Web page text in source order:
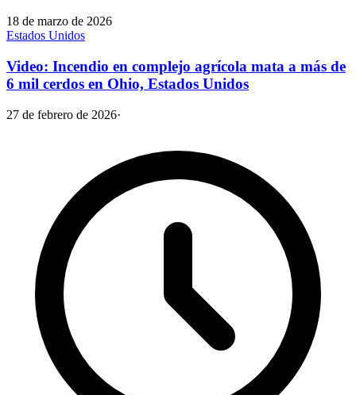
18 de marzo de 2026
Estados Unidos
Video: Incendio en complejo agrícola mata a más de
6 mil cerdos en Ohio, Estados Unidos
27 de febrero de 2026·